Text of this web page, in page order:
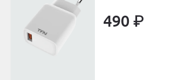
490 ₽